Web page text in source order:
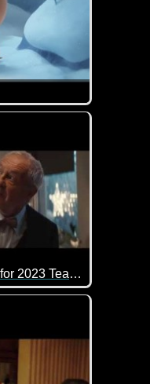
haben wir als Kinder
BEST Christmas Advert for 2023 Tear Jerker DOC MORRIS
so richtig das